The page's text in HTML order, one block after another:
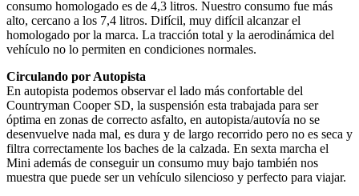
consumo homologado es de 4,3 litros. Nuestro consumo fue más
alto, cercano a los 7,4 litros. Difícil, muy difícil alcanzar el
homologado por la marca. La tracción total y la aerodinámica del
vehículo no lo permiten en condiciones normales.
Circulando por Autopista
En autopista podemos observar el lado más confortable del
Countryman Cooper SD, la suspensión esta trabajada para ser
óptima en zonas de correcto asfalto, en autopista/autovía no se
desenvuelve nada mal, es dura y de largo recorrido pero no es seca y
filtra correctamente los baches de la calzada. En sexta marcha el
Mini además de conseguir un consumo muy bajo también nos
muestra que puede ser un vehículo silencioso y perfecto para viajar.